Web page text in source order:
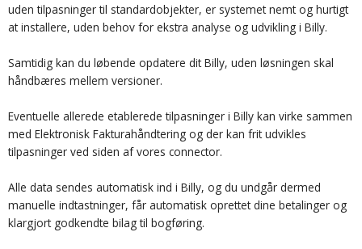
uden tilpasninger til standardobjekter, er systemet nemt og hurtigt
at installere, uden behov for ekstra analyse og udvikling i Billy.
Samtidig kan du løbende opdatere dit Billy, uden løsningen skal
håndbæres mellem versioner.
Eventuelle allerede etablerede tilpasninger i Billy kan virke sammen
med Elektronisk Fakturahåndtering og der kan frit udvikles
tilpasninger ved siden af vores connector.
Alle data sendes automatisk ind i Billy, og du undgår dermed
manuelle indtastninger, får automatisk oprettet dine betalinger og
klargjort godkendte bilag til bogføring.